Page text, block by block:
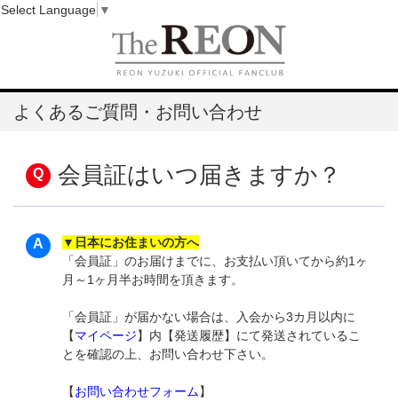
よくあるご質問・お問い合わせ
会員証はいつ届きますか？
▼日本にお住まいの方へ
「会員証」のお届けまでに、お支払い頂いてから約1ヶ
月～1ヶ月半お時間を頂きます。
「会員証」が届かない場合は、入会から3カ月以内に
【マイページ】内【発送履歴】にて発送されているこ
とを確認の上、お問い合わせ下さい。
【お問い合わせフォーム】
Select Language ▼